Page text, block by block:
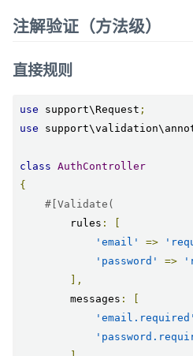
注解验证（方法级）
直接规则
use support\Request ;
use
class AuthController
{
#[Validate(
        rules
:
[
'email'
=>
'password'
=>
],
        messages
:
[
'email.required'